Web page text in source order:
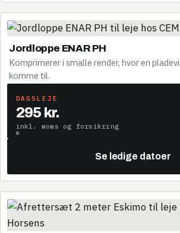
Jordloppe ENAR PH
Komprimerer i smalle render, hvor en
komme til.
DAGSLEJE
295 kr.
inkl. moms og forsikring
Se ledige datoer